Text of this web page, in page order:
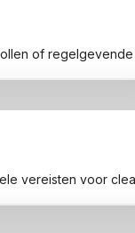
of
vereisten voor